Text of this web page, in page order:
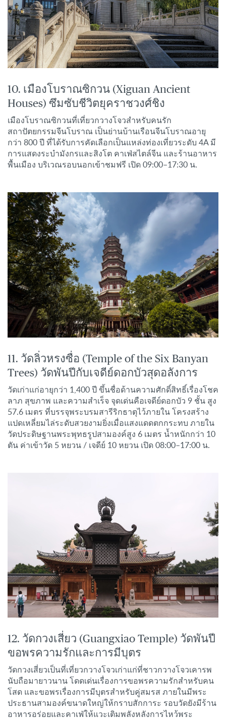
10. เมืองโบราณซิกวน (Xiguan Ancient
Houses) ซึมซับชีวิตยุคราชวงศ์ชิง
เมืองโบราณซิกวนที่เที่ยวกวางโจวสำหรับคนรัก
สถาปัตยกรรมจีนโบราณ เป็นย่านบ้านเรือนจีนโบราณอายุ
กว่า 800 ปี ที่ได้รับการคัดเลือกเป็นแหล่งท่องเที่ยวระดับ 4A มี
การแสดงระบำมังกรและสิงโต คาเฟ่สไตล์จีน และร้านอาหาร
พื้นเมือง บริเวณรอบนอกเข้าชมฟรี เปิด 09:00–17:30 น.
11. วัดลิ่วหรงซื่อ (Temple of the Six Banyan
Trees) วัดพันปีกับเจดีย์ดอกบัวสุดอลังการ
วัดเก่าแก่อายุกว่า 1,400 ปี ขึ้นชื่อด้านความศักดิ์สิทธิ์เรื่องโชค
ลาภ สุขภาพ และความสำเร็จ จุดเด่นคือเจดีย์ดอกบัว 9 ชั้น สูง
57.6 เมตร ที่บรรจุพระบรมสารีริกธาตุไว้ภายใน โครงสร้าง
แปดเหลี่ยมไล่ระดับสวยงามยิ่งเมื่อแสงแดดตกกระทบ ภายใน
วัดประดิษฐานพระพุทธรูปสามองค์สูง 6 เมตร น้ำหนักกว่า 10
ตัน ค่าเข้าวัด 5 หยวน / เจดีย์ 10 หยวน เปิด 08:00–17:00 น.
12. วัดกวงเสี่ยว (Guangxiao Temple) วัดพันปี
ขอพรความรักและการมีบุตร
วัดกวงเสี่ยวเป็นที่เที่ยวกวางโจวเก่าแก่ที่ชาวกวางโจวเคารพ
นับถือมายาวนาน โดดเด่นเรื่องการขอพรความรักสำหรับคน
โสด และขอพรเรื่องการมีบุตรสำหรับคู่สมรส ภายในมีพระ
ประธานสามองค์ขนาดใหญ่ให้กราบสักการะ รอบวัดยังมีร้าน
อาหารอร่อยและคาเฟ่ให้แวะเติมพลังหลังการไหว้พระ